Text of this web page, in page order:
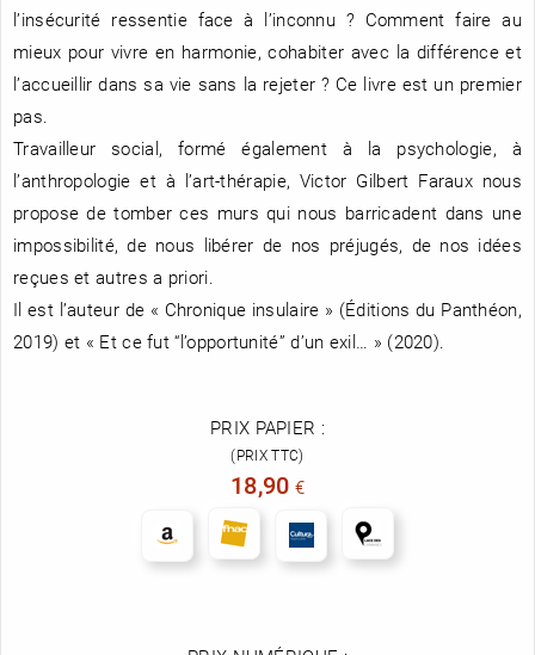
l’insécurité ressentie face à l’inconnu ? Comment faire au
mieux pour vivre en harmonie, cohabiter avec la différence et
l’accueillir dans sa vie sans la rejeter ? Ce livre est un premier
pas.
Travailleur social, formé également à la psychologie, à
l’anthropologie et à l’art-thérapie, Victor Gilbert Faraux nous
propose de tomber ces murs qui nous barricadent dans une
impossibilité, de nous libérer de nos préjugés, de nos idées
reçues et autres a priori.
Il est l’auteur de « Chronique insulaire » (Éditions du Panthéon,
2019) et « Et ce fut “l’opportunité” d’un exil… » (2020).
PRIX PAPIER :
(PRIX TTC)
18,90 €